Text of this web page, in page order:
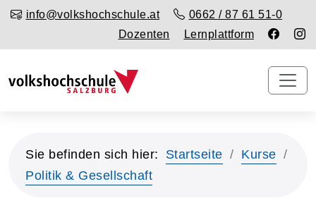
info@volkshochschule.at
0662 / 87 61 51-0
Dozenten
Lernplattform
Sie befinden sich hier: Startseite
Kurse
Politik & Gesellschaft